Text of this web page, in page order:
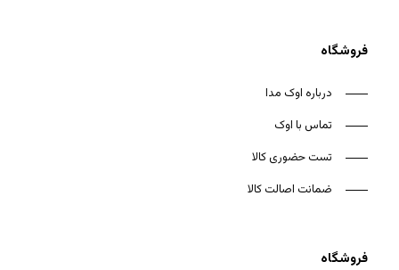
فروشگاه
درباره اوک مدا
تماس با اوک
تست حضوری کالا
ضمانت اصالت کالا
فروشگاه